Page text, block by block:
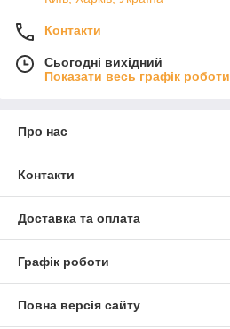
Контакти
Сьогодні вихідний
Показати весь графік роботи
Про нас
Контакти
Доставка та оплата
Графік роботи
Повна версія сайту